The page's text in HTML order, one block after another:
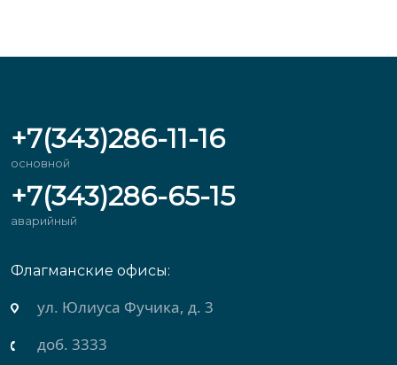
+7(343)286-11-16
основной
+7(343)286-65-15
аварийный
Флагманские офисы:
ул. Михеева, д. 2